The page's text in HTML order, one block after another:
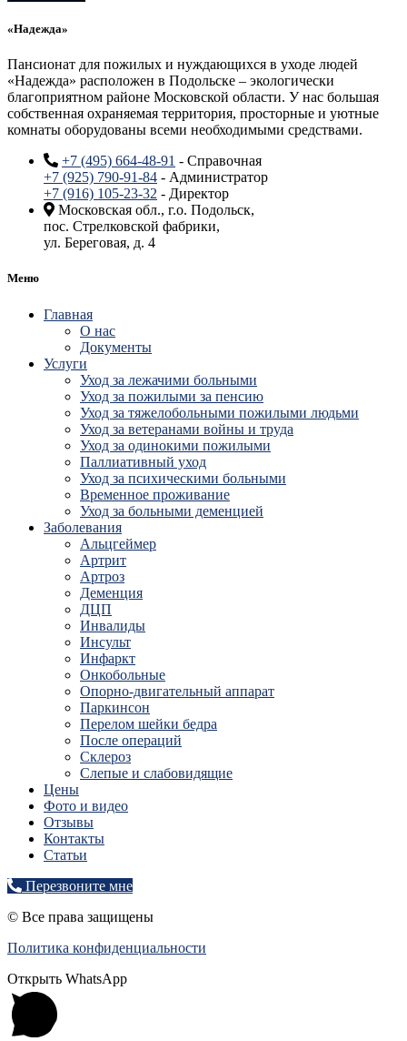
«Надежда»
Пансионат для пожилых и нуждающихся в уходе людей
«Надежда» расположен в Подольске – экологически
благоприятном районе Московской области. У нас большая
собственная охраняемая территория, просторные и уютные
комнаты оборудованы всеми необходимыми средствами.
+7 (495) 664-48-91 - Справочная
+7 (925) 790-91-84 - Администратор
+7 (916) 105-23-32 - Директор
Московская обл., г.о. Подольск,
пос. Стрелковской фабрики,
ул. Береговая, д. 4
Меню
Главная
О нас
Документы
Услуги
Уход за лежачими больными
Уход за пожилыми за пенсию
Уход за тяжелобольными пожилыми людьми
Уход за ветеранами войны и труда
Уход за одинокими пожилыми
Паллиативный уход
Уход за психическими больными
Временное проживание
Уход за больными деменцией
Заболевания
Альцгеймер
Артрит
Артроз
Деменция
ДЦП
Инвалиды
Инсульт
Инфаркт
Онкобольные
Опорно-двигательный аппарат
Паркинсон
Перелом шейки бедра
После операций
Склероз
Слепые и слабовидящие
Цены
Фото и видео
Отзывы
Контакты
Статьи
Перезвоните мне
© Все права защищены
Политика конфиденциальности
Открыть WhatsApp